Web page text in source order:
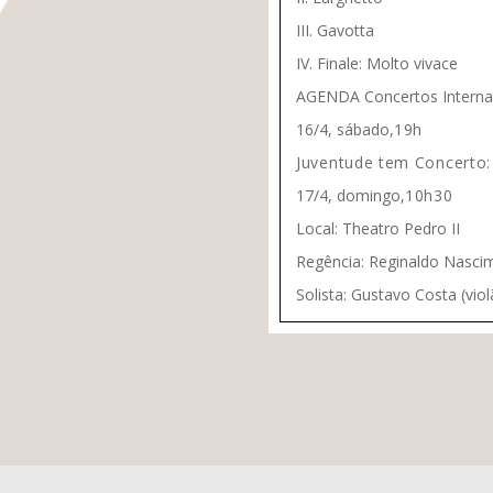
III. Gavotta
IV. Finale: Molto vivace
AGENDA Concertos
16/4, sábado,19h
Juventude tem Concerto:
17/4, domingo,10h30
Local: Theatro Pedro II
Regência: Reginaldo
Solista: Gustavo Costa